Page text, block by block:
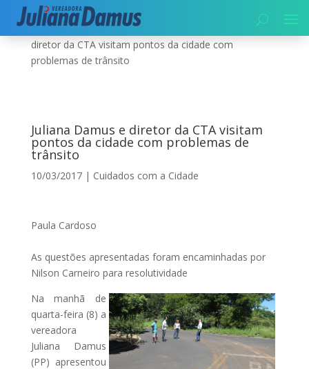
Início|Cuidados com a Cidade
diretor da CTA visitam pontos da cidade com
problemas de trânsito
Juliana Damus e diretor da CTA visitam
pontos da cidade com problemas de
trânsito
10/03/2017| Cuidados com a Cidade
Paula Cardoso
As questões apresentadas foram encaminhadas por
Nilson Carneiro para resolutividade
Na manhã de
quarta-feira (8) a
vereadora
Juliana Damus
(PP) apresentou